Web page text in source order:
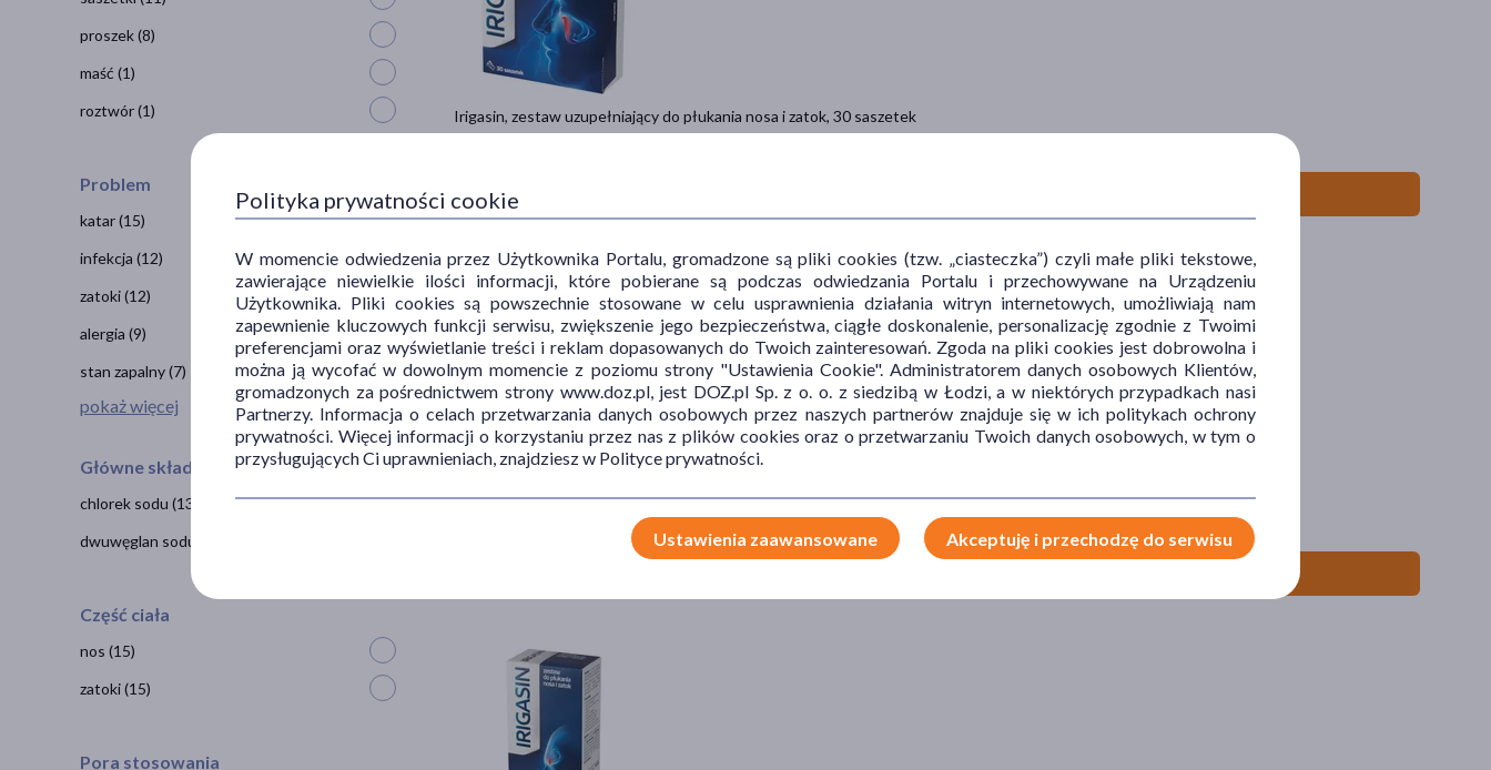
Irigasin, zestaw uzupełniający do płukania nosa i zatok, 30 saszetek
Zatoxin Rinse, zestaw do płukania nosa i zatok, zestaw uzupełniający, 28 sasz.
proszek(8)
maść (1)
roztwór(1)
Problem
katar(15)
infekcja (12)
zatoki(12)
alergia (9)
stan zapalny(7)
pokaż więcej
Główne składniki
chlorek sodu (13)
dwuwęglan sodu
Część ciała
nos (15)
zatoki(15)
Pora stosowania
Polityka prywatności cookie
W momencie odwiedzenia przez Użytkownika Portalu, gromadzone są pliki cookies (tzw. „ciasteczka”) czyli małe pliki tekstowe,
zawierające niewielkie ilości informacji, które pobierane są podczas odwiedzania Portalu i przechowywane na Urządzeniu
Użytkownika. Pliki cookies są powszechnie stosowane w celu usprawnienia działania witryn internetowych, umożliwiają nam
zapewnienie kluczowych funkcji serwisu, zwiększenie jego bezpieczeństwa, ciągłe doskonalenie, personalizację zgodnie z Twoimi
preferencjami oraz wyświetlanie treści i reklam dopasowanych do Twoich zainteresowań. Zgoda na pliki cookies jest dobrowolna i
można ją wycofać w dowolnym momencie z poziomu strony "Ustawienia Cookie". Administratorem danych osobowych Klientów,
gromadzonych za pośrednictwem strony www.doz.pl, jest DOZ.pl Sp. z o. o. z siedzibą w Łodzi, a w niektórych przypadkach nasi
Partnerzy. Informacja o celach przetwarzania danych osobowych przez naszych partnerów znajduje się w ich politykach ochrony
prywatności. Więcej informacji o korzystaniu przez nas z plików cookies oraz o przetwarzaniu Twoich danych osobowych, w tym o
przysługujących Ci uprawnieniach, znajdziesz w Polityce prywatności.
Ustawienia zaawansowane Akceptuję i przechodzę do serwisu